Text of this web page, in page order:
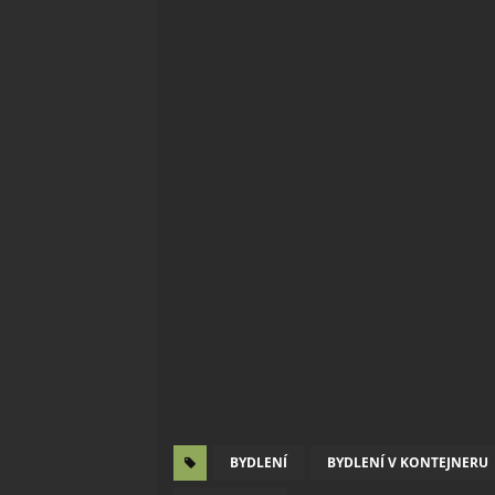
BYDLENÍ BYDLENÍ V KONTEJNERU